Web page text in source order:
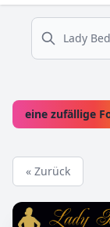
suche
eine zufällige
« Zurück